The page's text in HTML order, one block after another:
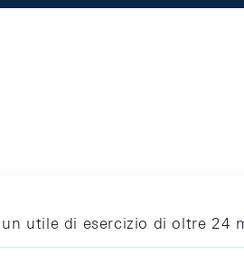
utile di esercizio di oltre 24